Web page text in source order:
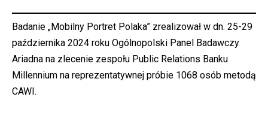
Badanie „Mobilny Portret Polaka” zrealizował w dn. 25-29
października 2024 roku Ogólnopolski Panel Badawczy
Ariadna na zlecenie zespołu Public Relations Banku
Millennium na reprezentatywnej próbie 1068 osób metodą
CAWI.